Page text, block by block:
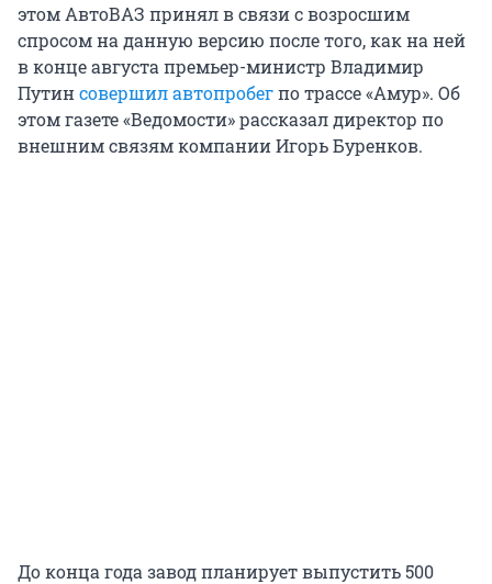
этом АвтоВАЗ принял в связи с возросшим
спросом на данную версию после того, как на ней
в конце августа премьер-министр Владимир
Путинсовершил автопробегпо трассе «Амур». Об
этом газете «Ведомости» рассказал директор по
внешним связям компании Игорь Буренков.
До конца года завод планирует выпустить 500